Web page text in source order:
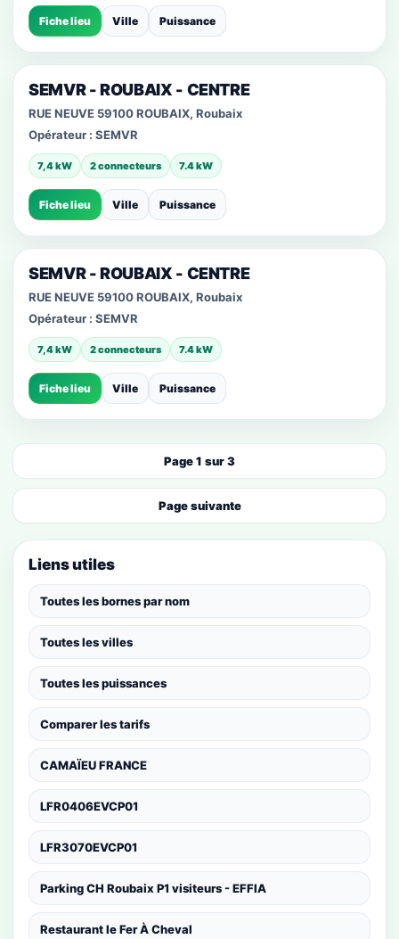
Fiche lieu Ville Puissance
SEMVR - ROUBAIX - CENTRE
RUE NEUVE 59100 ROUBAIX, Roubaix
Opérateur : SEMVR
7,4 kW 2 connecteurs 7.4 kW
Fiche lieu Ville Puissance
SEMVR - ROUBAIX - CENTRE
RUE NEUVE 59100 ROUBAIX, Roubaix
Opérateur : SEMVR
7,4 kW 2 connecteurs 7.4 kW
Fiche lieu Ville Puissance
Page 1 sur 3
Page suivante
Liens utiles
Toutes les bornes par nom
Toutes les villes
Toutes les puissances
Comparer les tarifs
CAMAÏEU FRANCE
LFR0406EVCP01
LFR3070EVCP01
Parking CH Roubaix P1 visiteurs - EFFIA
Restaurant le Fer À Cheval